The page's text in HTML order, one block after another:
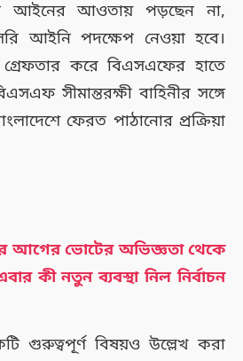
আইনের আওতায় পড়ছেন না,
আইনি পদক্ষেপ নেওয়া হবে।
করে বিএসএফের হাতে
সীমান্তরক্ষী বাহিনীর সঙ্গে
ফেরত পাঠানোর প্রক্রিয়া
আগের ভোটের অভিজ্ঞতা থেকে
কী নতুন ব্যবস্থা নিল নির্বাচন
গুরুত্বপূর্ণ বিষয়ও উল্লেখ করা